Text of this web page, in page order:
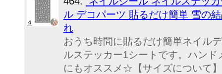
ル デコパーツ 貼るだけ簡単 雪の
れ
おうち時間に貼るだけ簡単ネイル
ルステッカー1シートです。ハン
にもオススメ☆【サイズについて